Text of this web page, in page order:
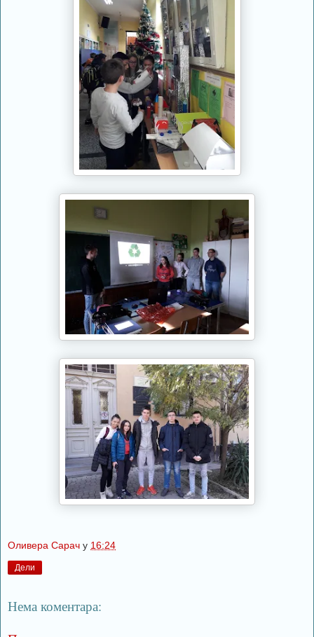
Оливера Сарач у 16:24
Дели
Нема коментара: